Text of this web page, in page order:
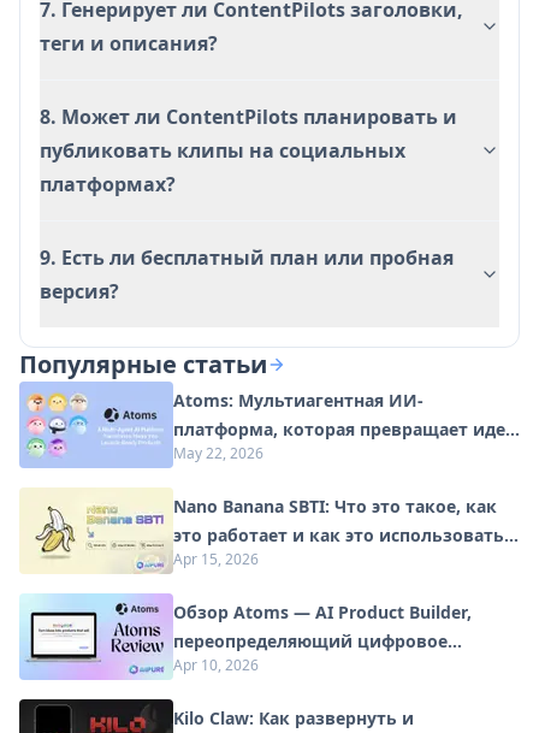
7. Генерирует ли ContentPilots заголовки,
теги и описания?
8. Может ли ContentPilots планировать и
публиковать клипы на социальных
платформах?
9. Есть ли бесплатный план или пробная
версия?
Популярные статьи
Atoms: Мультиагентная ИИ-
платформа, которая превращает идеи
в готовые к запуску продукты
May 22, 2026
Nano Banana SBTI: Что это такое, как
это работает и как это использовать в
2026 году
Apr 15, 2026
Обзор Atoms — AI Product Builder,
переопределяющий цифровое
творчество в 2026 году
Apr 10, 2026
Kilo Claw: Как развернуть и